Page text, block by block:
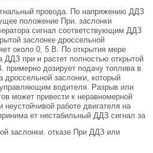
провода. По напряжению ДДЗ
положение При. заслонки
сигнал соответствующим ДДЗ
заслонке дроссельной
около 0, 5 В. По открытия мере
ДДЗ при и растет полностью открытой
примерно дозирует подачу топлива в
дроссельной заслонки, который
водителя. Разрыв или
может привести к неравномерной
неустойчивой работе двигателя на
ет нестабильный ДДЗ сигнал за
заслонки. отказе При ДДЗ или